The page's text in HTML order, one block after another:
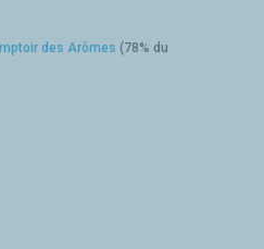
des Arômes (78% du